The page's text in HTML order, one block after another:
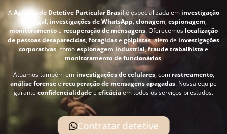
AAgência de Detetive Particular Brasil é especializada em investigação
conjugal, investigações de WhatsApp, clonagem,espionagem,
monitoramentoe recuperação de mensagens. Oferecemos localização
de pessoas desaparecidas, foragidase golpistas, além de investigações
corporativas, comoespionagem industrial,fraude trabalhistae
monitoramento de funcionários.
Atuamos também em investigações de celulares, com rastreamento,
análise forensee recuperação de mensagens apagadas. Nossa equipe
garante confidencialidadeeeficáciaem todos os serviços prestados.
Contratar detetive